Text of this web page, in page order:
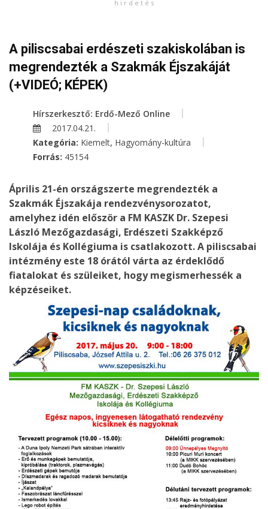
h i r d e t é s
A piliscsabai erdészeti szakiskolában is
megrendezték a Szakmák Éjszakáját
(+VIDEÓ; KÉPEK)
Hírszerkesztő: Erdő-Mező Online
2017.04.21.
Kategória: Kiemelt, Hagyomány-kultúra
Forrás: 45154
Április 21-én országszerte megrendezték a
Szakmák Éjszakája rendezvénysorozatot,
amelyhez idén először a FM KASZK Dr. Szepesi
László Mezőgazdasági, Erdészeti Szakképző
Iskolája és Kollégiuma is csatlakozott. A piliscsabai
intézmény este 18 órától várta az érdeklődő
fiatalokat és szüleiket, hogy megismerhessék a
képzéseiket.